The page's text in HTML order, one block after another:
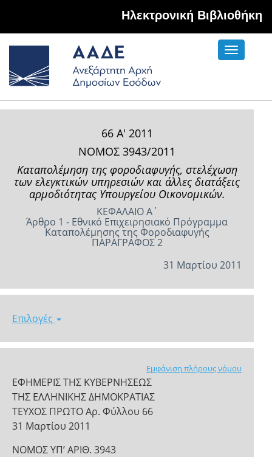
Hλεκτρονική Βιβλιοθήκη
Toggle
66 Α' 2011
ΝΟΜΟΣ 3943/2011
Καταπολέμηση της φοροδιαφυγής, στελέχωση
των ελεγκτικών υπηρεσιών και άλλες διατάξεις
αρμοδιότητας Υπουργείου Οικονομικών.
ΚΕΦΑΛΑΙΟ Α΄
Άρθρο 1 - Εθνικό Επιχειρησιακό Πρόγραμμα
Καταπολέμησης της Φοροδιαφυγής
ΠΑΡΑΓΡΑΦΟΣ 2
31 Μαρτίου 2011
Επιλογές
Εμφάνιση πλήρους νόμου
ΕΦΗΜΕΡΙΣ ΤΗΣ ΚΥΒΕΡΝΗΣΕΩΣ
ΤΗΣ ΕΛΛΗΝΙΚΗΣ ΔΗΜΟΚΡΑΤΙΑΣ
ΤΕΥΧΟΣ ΠΡΩΤΟ Αρ. Φύλλου 66
31 Μαρτίου 2011
ΝΟΜΟΣ ΥΠ’ ΑΡΙΘ. 3943